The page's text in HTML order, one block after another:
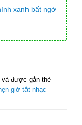
xanh bất ngờ
và được gắn thẻ
giờ tắt nhạc